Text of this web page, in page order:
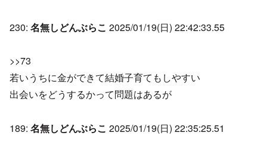
230: 名無しどんぶらこ 2025/01/19(日) 22:42:33.55
>>73
若いうちに金ができて結婚子育てもしやすい
出会いをどうするかって問題はあるが
189: 名無しどんぶらこ 2025/01/19(日) 22:35:25.51